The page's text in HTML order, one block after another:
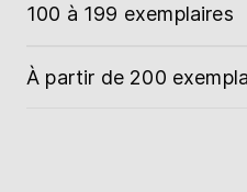
100 à 199 exemplaires
À partir de 200